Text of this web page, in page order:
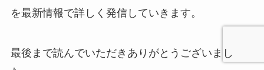
を最新情報で詳しく発信していきます。
最後まで読んでいただきありがとうございまし